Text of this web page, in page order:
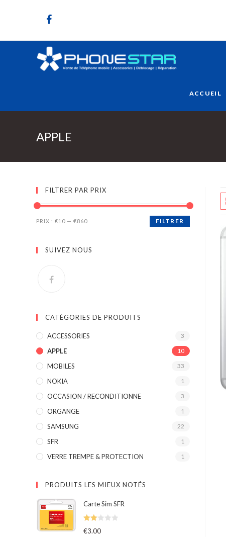
ACCUEIL
APPLE
FILTRER PAR PRIX
FILTRER
PRIX : €10 — €860
SUIVEZ NOUS
CATÉGORIES DE PRODUITS
ACCESSORIES 3
APPLE 10
MOBILES 33
NOKIA 1
OCCASION / RECONDITIONNE 3
ORGANGE 1
SAMSUNG 22
SFR 1
VERRE TREMPE & PROTECTION 1
PRODUITS LES MIEUX NOTÉS
Carte Sim SFR
Note
€3.00